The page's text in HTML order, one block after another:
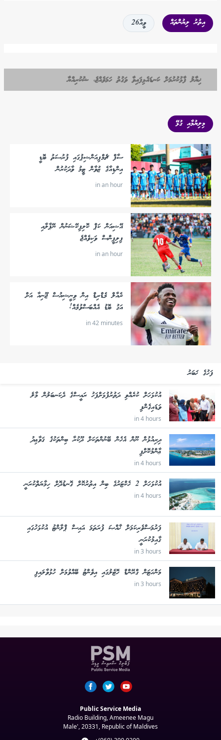
އިތުރު ލިޔުންތައް ވީއާ26
ޚިޔާލު ފާޅުކުރުމަށް ކަނޑައެޅިފައިވާ ވަގުތު ހަމަވެއްޖެ، ޝުކުރިއްޔާ
މިލިޔުމާއި ގުޅޭ
ސާފް ޗެމްޕިއަންޝިޕުގައި ފުރުސަތު ބޮޑީ
އިންޑިއާގެ ޒުވާން ޓީމު ވާދަކުރުން
in an hour
އޭޝިއަން ކަޕް ކޮލިފިކޭޝަނުން ނޭޕާލާއި
ފިލިޕީންސް ވަކިވެއްޖެ
in an hour
ރެއާލް މެޑްރިޑް އިން ވިނީޝިއުސް ޖޫނިއާ އަށް
އަގު ބޮޑު އެއްބަސްވުމެއް!
in 42 minutes
ފަހުގެ ޚަބަރު
އުކުޅަހަށް ކުރެއްވި ދަތުރުފުޅަށްފަހު ރައީސްގެ ދެކަނބަލުން މާލެ
ވަޑައިގެންފި
in 4 hours
ދިރިއުޅުން ނޫން އެހެން ބޭނުންތަކަށް ދޫކުރާ ބިންތަކުގެ ޤަވާޢިދު
ޢާންމުކޮށްފި
in 4 hours
އުކުޅަހަށް 2 ހެކްޓަރުގެ ބިން އިތުރުކޮށް ގޮނޑުދޮށް ހިމާޔަތްކުރަނީ
in 4 hours
ފަރުމަސްވެރިކަމަށް ޚާއްޞަ ފުރަތަމަ އައިސް ޕްލާންޓު އުކުޅަހުގައި
ޤާއިމުކުރަނީ
in 3 hours
މަންހަޓަން ގްރޭންޑް ހޮޓެލުގައި އިވެންޓު ބޭއްވުމަށް ހުޅުވާލައިފި
in 3 hours
Public Service Media
Radio Building, Ameenee Magu
Male', 20331, Republic of Maldives